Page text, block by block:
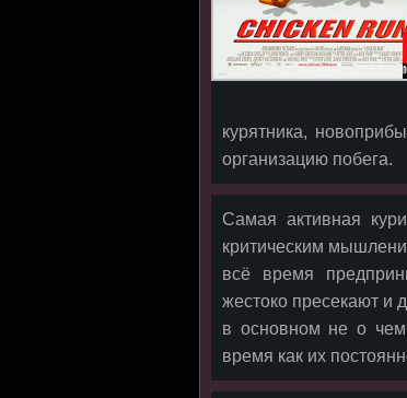
курятника,
организацию побега.
Самая активная
критическим
всё время
жестоко пресекают и
в основном не о
время как их